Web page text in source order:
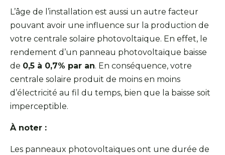
L’âge de l’installation est aussi un autre facteur
pouvant avoir une influence sur la production de
votre centrale solaire photovoltaïque. En effet, le
rendement d’un panneau photovoltaïque baisse
de 0,5 à 0,7% par an. En conséquence, votre
centrale solaire produit de moins en moins
d’électricité au fil du temps, bien que la baisse soit
imperceptible.
À noter :
Les panneaux photovoltaïques ont une durée de